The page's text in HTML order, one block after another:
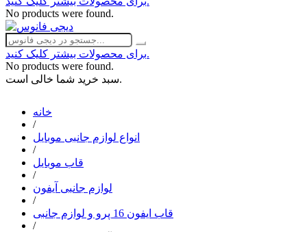
No products were found.
برای محصولات بیشتر کلیک کنید.
No products were found.
سبد خرید شما خالی است.
خانه
/
انواع لوازم جانبی موبایل
/
قاب موبایل
/
لوازم جانبی آیفون
/
قاب ایفون 16 پرو و لوازم جانبی
/